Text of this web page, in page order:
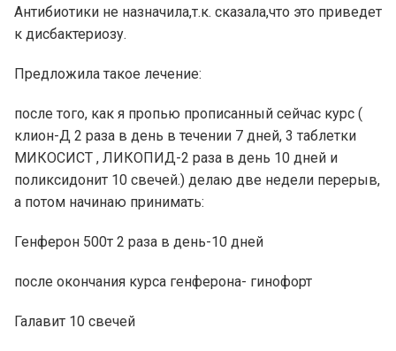
Антибиотики не назначила,т.к. сказала,что это приведет
к дисбактериозу.
Предложила такое лечение:
после того, как я пропью прописанный сейчас курс (
клион-Д 2 раза в день в течении 7 дней, 3 таблетки
МИКОСИСТ , ЛИКОПИД-2 раза в день 10 дней и
поликсидонит 10 свечей.) делаю две недели перерыв,
а потом начинаю принимать:
Генферон 500т 2 раза в день-10 дней
после окончания курса генферона- гинофорт
Галавит 10 свечей